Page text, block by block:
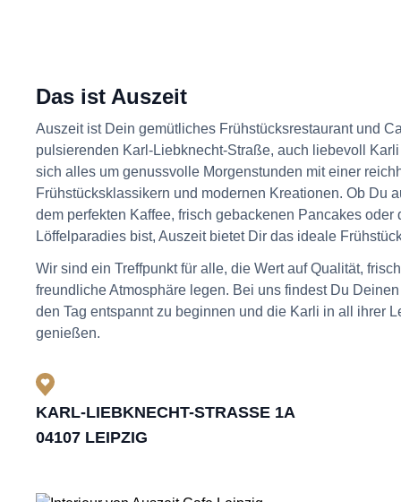
Das ist Auszeit
Auszeit ist Dein gemütliches Frühstücksrestaurant und
pulsierenden Karl-Liebknecht-Straße, auch liebevoll
sich alles um genussvolle Morgenstunden mit einer
Frühstücksklassikern und modernen Kreationen. Ob Du
dem perfekten Kaffee, frisch gebackenen Pancakes oder
Löffelparadies bist, Auszeit bietet Dir das ideale
Wir sind ein Treffpunkt für alle, die Wert auf Qualität,
freundliche Atmosphäre legen. Bei uns findest Du
den Tag entspannt zu beginnen und die Karli in all ihrer
genießen.
KARL-LIEBKNECHT-STRASSE 1A
04107 LEIPZIG